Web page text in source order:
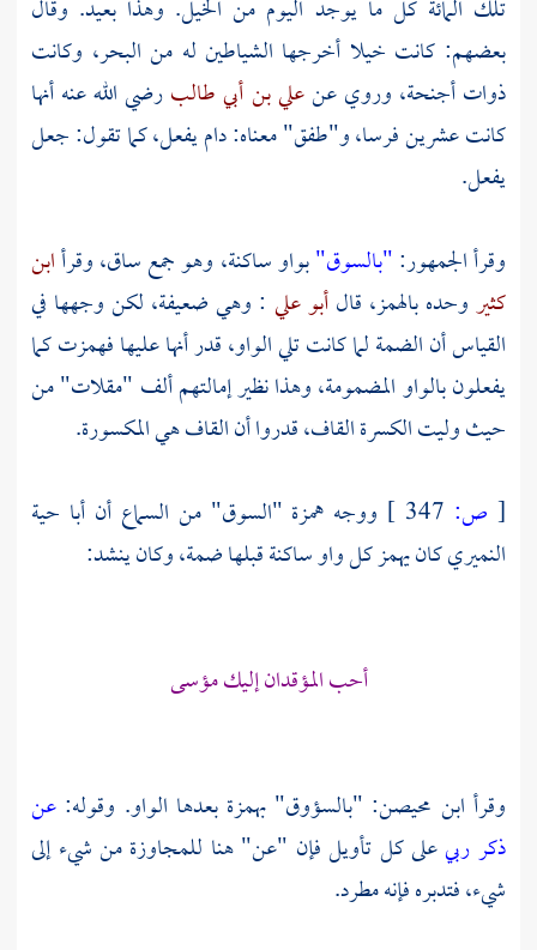
تلك المائة كل ما يوجد اليوم من الخيل. وهذا بعيد. وقال
بعضهم: كانت خيلا أخرجها الشياطين له من البحر، وكانت
ذوات أجنحة، وروي عنعلي بن أبي طالبرضي الله عنه أنها
كانت عشرين فرسا، و"طفق" معناه: دام يفعل، كما تقول: جعل
يفعل.
وقرأ الجمهور:"بالسوق"بواو ساكنة، وهو جمع ساق، وقرأابن
كثيروحده بالهمز، قالأبو علي : وهي ضعيفة، لكن وجهها في
القياس أن الضمة لما كانت تلي الواو، قدر أنها عليها فهمزت كما
يفعلون بالواو المضمومة، وهذا نظير إمالتهم ألف "مقلات" من
حيث وليت الكسرة القاف، قدروا أن القاف هي المكسورة.
[ ص:
ووجه همزة "السوق" من السماع أن أبا حية
النميري كان يهمز كل واو ساكنة قبلها ضمة، وكان ينشد:
أحب المؤقدان إليك مؤسى
وقرأ ابن محيصن: "بالسؤوق" بهمزة بعدها الواو. وقوله: عن
ذكر ربيعلى كل تأويل فإن "عن" هنا للمجاوزة من شيء إلى
شيء، فتدبره فإنه مطرد.